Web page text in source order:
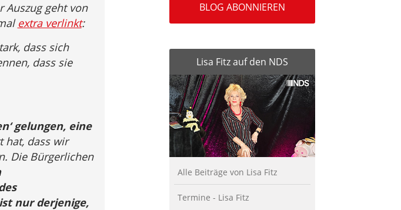
Auszug geht von
extra verlinkt:
dass sich
dass sie
gelungen, eine
hat, dass wir
Die Bürgerlichen
nur derjenige,
BLOG ABONNIEREN
Lisa Fitz auf den NDS
Alle Beiträge von Lisa Fitz
Termine - Lisa Fitz